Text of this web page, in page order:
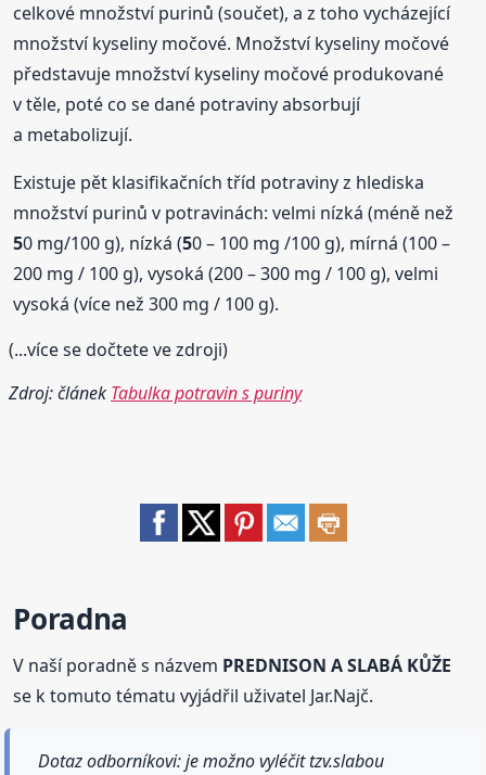
celkové množství purinů (součet), a z toho vycházející
množství kyseliny močové. Množství kyseliny močové
představuje množství kyseliny močové produkované
v těle, poté co se dané potraviny absorbují
a metabolizují.
Existuje pět klasifikačních tříd potraviny z hlediska
množství purinů v potravinách: velmi nízká (méně než
50 mg/100 g), nízká (50 – 100 mg /100 g), mírná (100 –
200 mg / 100 g), vysoká (200 – 300 mg / 100 g), velmi
vysoká (více než 300 mg / 100 g).
(...více se dočtete ve zdroji)
Zdroj: článek Tabulka potravin s puriny
Poradna
V naší poradně s názvem PREDNISON A SLABÁ KŮŽE
se k tomuto tématu vyjádřil uživatel Jar.Najč.
Dotaz odborníkovi: je možno vyléčit tzv.slabou